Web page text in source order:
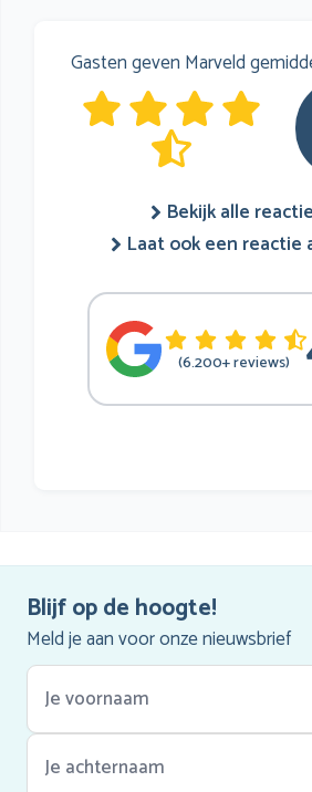
Gasten geven Marveld
Bekijk alle
Laat ook een reactie
(6.200+ reviews)
Blijf op de hoogte!
Meld je aan voor onze nieuwsbrief